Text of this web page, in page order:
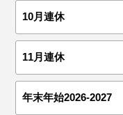
10月連休
11月連休
年末年始2026-2027